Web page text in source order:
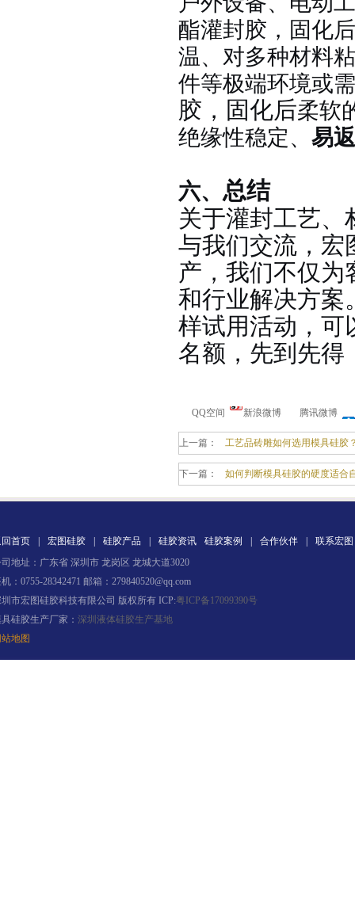
手板硅胶
酯灌封胶，固化后
温、对多种材料
件等极端环境或
胶，固化后柔软
绝缘性稳定、 易
六、 总结
关于灌封工艺、
与我们交流，宏
产，我们不仅为
和行业解决方案
样试用活动，可
名额，先到先得
QQ空间 新浪微博 腾讯微博
上一篇： 工艺品砖雕如何选用模具硅胶
下一篇： 如何判断模具硅胶的硬度适合
首页 宏图硅胶 硅胶产品 硅胶资讯 硅胶案例 合作伙伴
联系宏图
地址：广东省 深圳市 龙岗区 龙城大道3020
：0755-28342471 邮箱：279840520@qq.com
市宏图硅胶科技有限公司 版权所有 ICP:粤ICP备17099390号
硅胶生产厂家： 深圳液体硅胶生产基地
地图